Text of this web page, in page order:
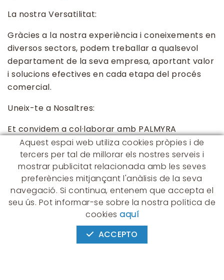
La nostra Versatilitat:
Gràcies a la nostra experiència i coneixements en
diversos sectors, podem treballar a qualsevol
departament de la seva empresa, aportant valor
i solucions efectives en cada etapa del procés
comercial.
Uneix-te a Nosaltres:
Et convidem a col·laborar amb PALMYRA
TRADING, S.L. per optimitzar les operacions
comercials i portar el teu negoci al següent nivell.
CONTACTE
Albert Einstein, 54 - 60 - Nave 3
08940 Cornellà de Llobregat
(BARCELONA)
Aquest espai web utiliza cookies pròpies i de
tercers per tal de millorar els nostres serveis i
mostrar publicitat relacionada amb les seves
preferències mitjançant l'anàlisis de la seva
navegació. Si continua, entenem que accepta el
seu ús. Pot informar-se sobre la nostra política de
cookies aquí
ACCEPTO